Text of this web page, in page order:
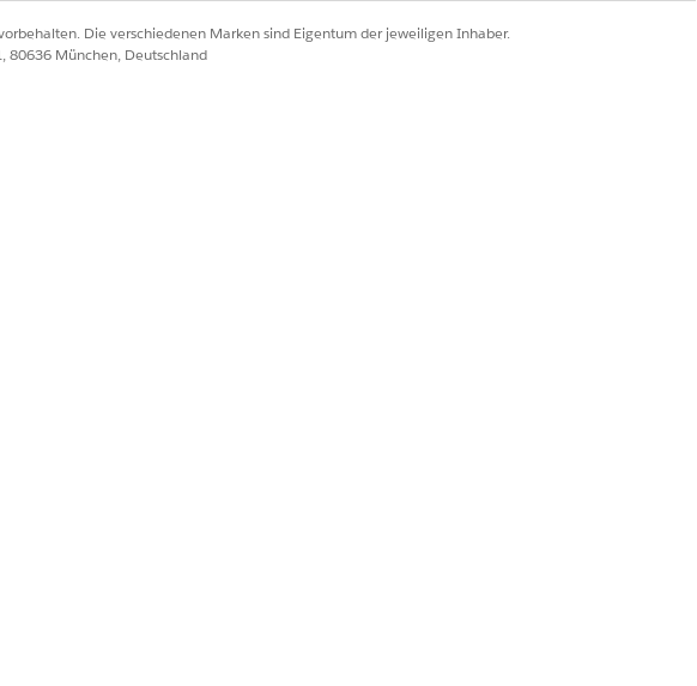
erweiterte Fragen und Fragen zur Bewertung der
Die verschiedenen Marken sind Eigentum der jeweiligen Inhaber.
80636 München, Deutschland